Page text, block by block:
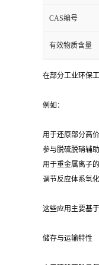
CAS编号
有效物质含量
在部分工业环保
例如：
用于还原部分高价
参与脱硫脱硝辅助
用于重金属离子
调节反应体系氧化
这些应用主要基
储存与运输特性